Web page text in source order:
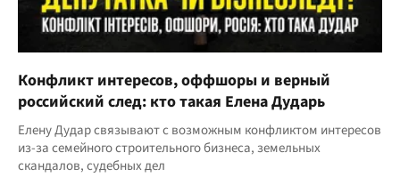
Конфликт интересов, оффшоры и верный
российский след: кто такая Елена Дударь
Елену Дудар связывают с возможным конфликтом интересов
из-за семейного строительного бизнеса, земельных
скандалов, судебных дел